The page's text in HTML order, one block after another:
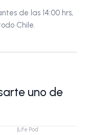
de las 14:00 hrs,
Chile.
uno de
|Life Pod